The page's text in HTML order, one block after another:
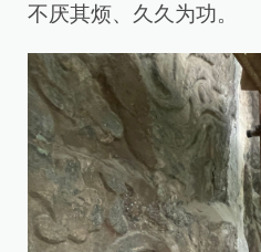
不厌其烦、久久为功。